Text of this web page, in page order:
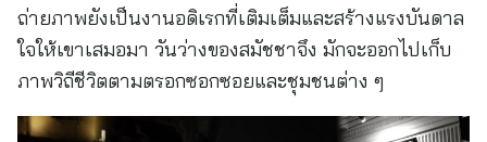
ถ่ายภาพยังเป็นงานอดิเรกที่เติมเต็มและสร้างแรงบันดาล
ใจให้เขาเสมอมา วันว่างของสมัชชาจึง มักจะออกไปเก็บ
ภาพวิถีชีวิตตามตรอกซอกซอยและชุมชนต่าง ๆ